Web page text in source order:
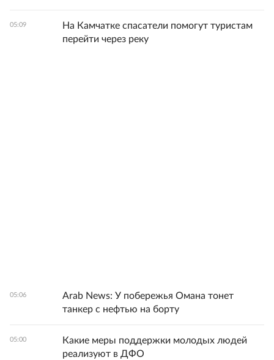
05:09
На Камчатке спасатели помогут туристам
перейти через реку
05:06
Arab News: У побережья Омана тонет
танкер с нефтью на борту
05:00
Какие меры поддержки молодых людей
реализуют в ДФО